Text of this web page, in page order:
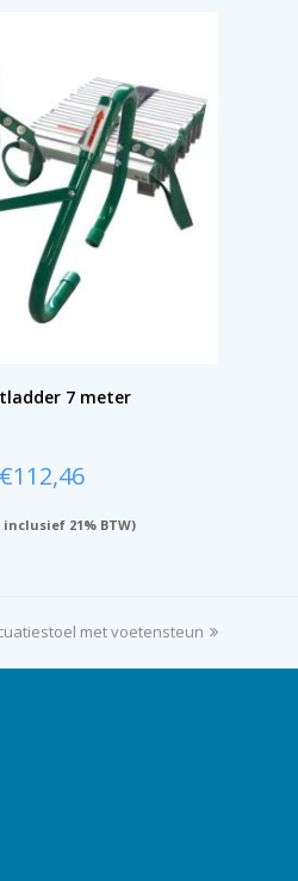
7 meter
€112,46
inclusief 21% BTW)
met voetensteun